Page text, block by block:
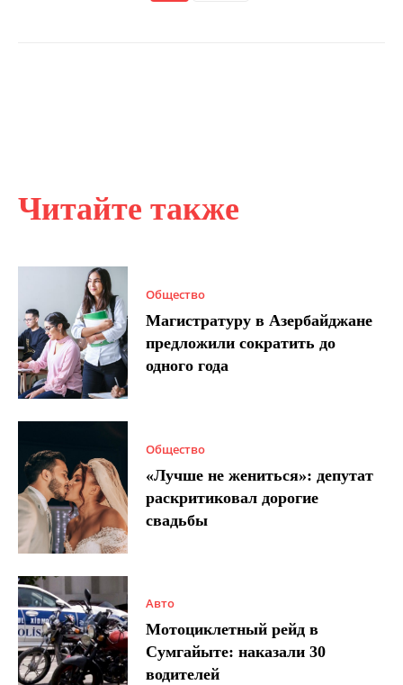
Читайте также
Общество
Магистратуру в Азербайджане
предложили сократить до
одного года
Общество
«Лучше не жениться»: депутат
раскритиковал дорогие
свадьбы
Авто
Мотоциклетный рейд в
Сумгайыте: наказали 30
водителей